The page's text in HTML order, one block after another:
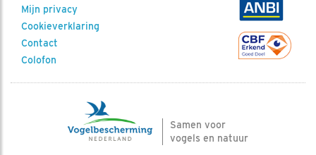
Mijn privacy
Cookieverklaring
Contact
Colofon
Samen voor
vogels en natuur